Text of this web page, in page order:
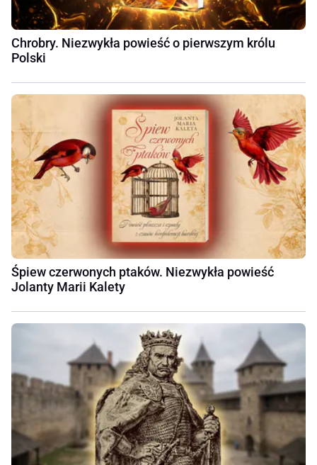
Chrobry. Niezwykła powieść o pierwszym królu
Polski
Śpiew czerwonych ptaków. Niezwykła powieść
Jolanty Marii Kalety